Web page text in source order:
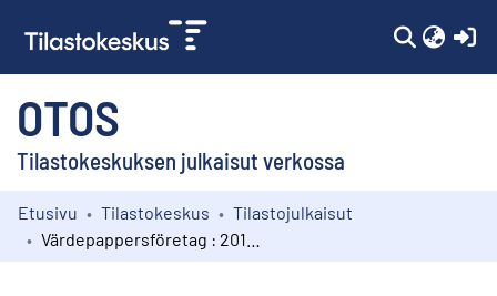
OTOS
Tilastokeskuksen julkaisut verkossa
Kokoelmat
Etusivu Tilastokeskus
Tilastojulkaisut